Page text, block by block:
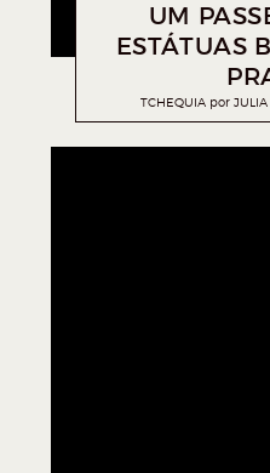
UM
ESTÁTUAS
TCHEQUIA por JULIA